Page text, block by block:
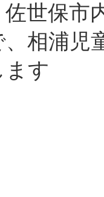
世保市
、相浦児
ます